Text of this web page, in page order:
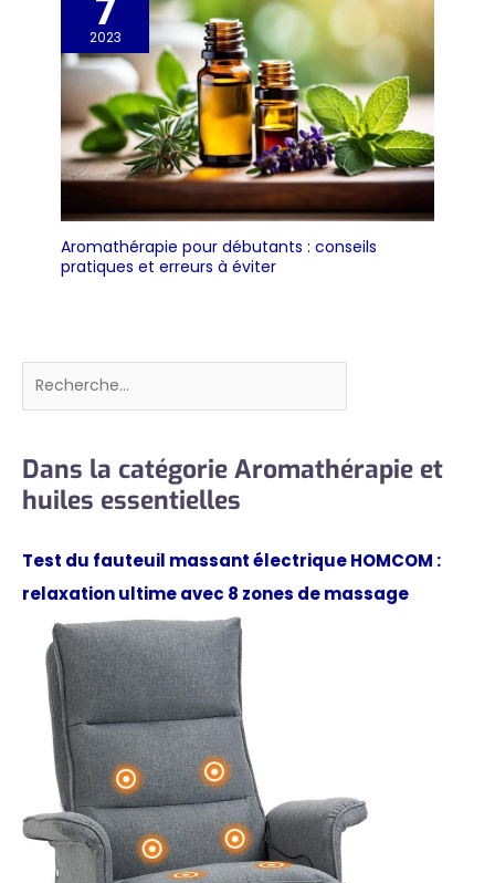
2023
Aromathérapie pour débutants : conseils
pratiques et erreurs à éviter
Rechercher
Dans la catégorie Aromathérapie et
huiles essentielles
Test du fauteuil massant électrique HOMCOM :
relaxation ultime avec 8 zones de massage